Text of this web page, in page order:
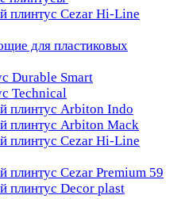
плинтус Cezar Hi-Line
для пластиковых
Durable Smart
Technical
плинтус Arbiton Indo
плинтус Arbiton Mack
плинтус Cezar Hi-Line
плинтус Cezar Premium 59
плинтус Decor plast